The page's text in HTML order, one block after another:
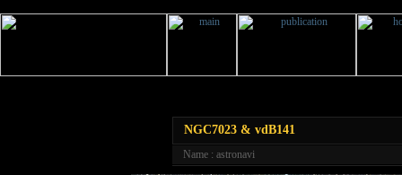
NGC7023 & vdB141
Name : astronavi